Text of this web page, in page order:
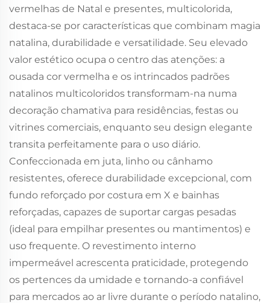
vermelhas de Natal e presentes, multicolorida,
destaca-se por características que combinam magia
natalina, durabilidade e versatilidade. Seu elevado
valor estético ocupa o centro das atenções: a
ousada cor vermelha e os intrincados padrões
natalinos multicoloridos transformam-na numa
decoração chamativa para residências, festas ou
vitrines comerciais, enquanto seu design elegante
transita perfeitamente para o uso diário.
Confeccionada em juta, linho ou cânhamo
resistentes, oferece durabilidade excepcional, com
fundo reforçado por costura em X e bainhas
reforçadas, capazes de suportar cargas pesadas
(ideal para empilhar presentes ou mantimentos) e
uso frequente. O revestimento interno
impermeável acrescenta praticidade, protegendo
os pertences da umidade e tornando-a confiável
para mercados ao ar livre durante o período natalino,